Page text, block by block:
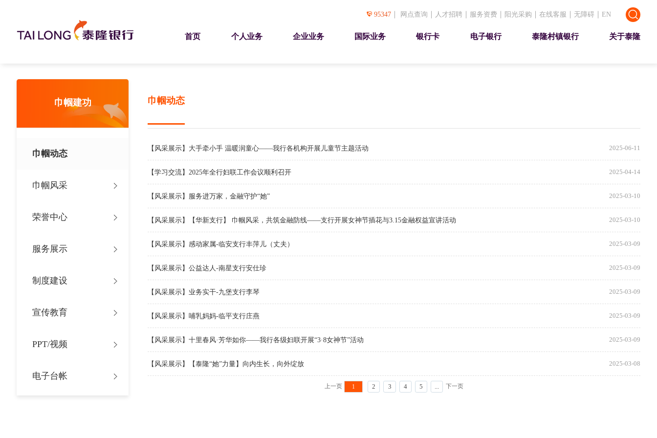
95347 网点查询 人才招聘 服务资费 阳光采购 在线客服 无障碍 EN
首页 个人业务 企业业务 国际业务 银行卡 电子银行 泰隆村镇银行 关于泰隆
巾帼建功
巾帼动态
巾帼风采
荣誉中心
服务展示
制度建设
宣传教育
PPT/视频
电子台帐
巾帼动态
【风采展示】大手牵小手 温暖润童心——我行各机构开展儿童节主题活动 2025-06-11
【学习交流】2025年全行妇联工作会议顺利召开 2025-04-14
【风采展示】服务进万家，金融守护“她” 2025-03-10
【风采展示】【华新支行】 巾帼风采，共筑金融防线——支行开展女神节插花与3.15金融权益宣讲活动 2025-03-10
【风采展示】感动家属-临安支行丰萍儿（丈夫） 2025-03-09
【风采展示】公益达人-南星支行安仕珍 2025-03-09
【风采展示】业务实干-九堡支行李琴 2025-03-09
【风采展示】哺乳妈妈-临平支行庄燕 2025-03-09
【风采展示】十里春风·芳华如你——我行各级妇联开展“3·8女神节”活动 2025-03-09
【风采展示】【泰隆“她”力量】向内生长，向外绽放 2025-03-08
上一页 1 2 3 4 5 下一页